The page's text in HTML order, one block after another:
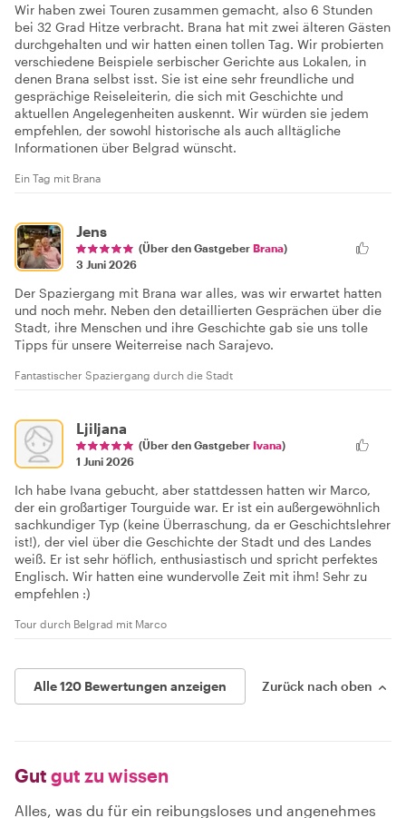
Wir haben zwei Touren zusammen gemacht, also 6 Stunden
bei 32 Grad Hitze verbracht. Brana hat mit zwei älteren Gästen
durchgehalten und wir hatten einen tollen Tag. Wir probierten
verschiedene Beispiele serbischer Gerichte aus Lokalen, in
denen Brana selbst isst. Sie ist eine sehr freundliche und
gesprächige Reiseleiterin, die sich mit Geschichte und
aktuellen Angelegenheiten auskennt. Wir würden sie jedem
empfehlen, der sowohl historische als auch alltägliche
Informationen über Belgrad wünscht.
Ein Tag mit Brana
Jens
(Über den Gastgeber Brana)
3 Juni 2026
Der Spaziergang mit Brana war alles, was wir erwartet hatten
und noch mehr. Neben den detaillierten Gesprächen über die
Stadt, ihre Menschen und ihre Geschichte gab sie uns tolle
Tipps für unsere Weiterreise nach Sarajevo.
Fantastischer Spaziergang durch die Stadt
Ljiljana
(Über den Gastgeber Ivana)
1 Juni 2026
Ich habe Ivana gebucht, aber stattdessen hatten wir Marco,
der ein großartiger Tourguide war. Er ist ein außergewöhnlich
sachkundiger Typ (keine Überraschung, da er Geschichtslehrer
ist!), der viel über die Geschichte der Stadt und des Landes
weiß. Er ist sehr höflich, enthusiastisch und spricht perfektes
Englisch. Wir hatten eine wundervolle Zeit mit ihm! Sehr zu
empfehlen :)
Tour durch Belgrad mit Marco
Alle 120 Bewertungen anzeigen Zurück nach oben
Gut gut zu wissen
Alles, was du für ein reibungsloses und angenehmes